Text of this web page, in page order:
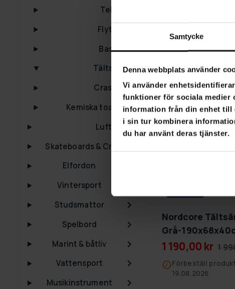
Samtycke
Denna webbplats använder
Vi använder
funktioner för sociala medier
information från din enhet till
i sin tur kombinera
du har använt deras tjänster.
Teleskop
Flytringar
Bastutält
Tältsängar
Crashpads
Kemiska toaletter
Luftsoffor
Skateboards & Cruisers
Elfordon
Vintersport
Studsmattor
Spelbord
Marint & båtliv
Vattensport
Musikinstrument
Nordcore
Grå-
1 190,00 kr 1
Förbeställ
19.08.2026